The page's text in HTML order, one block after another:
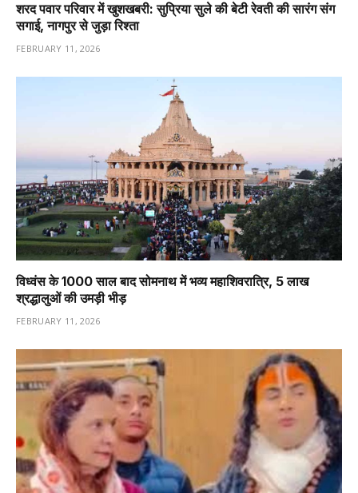
शरद पवार परिवार में खुशखबरी: सुप्रिया सुले की बेटी रेवती की सारंग संग
सगाई, नागपुर से जुड़ा रिश्ता
FEBRUARY 11, 2026
विध्वंस के 1000 साल बाद सोमनाथ में भव्य महाशिवरात्रि, 5 लाख
श्रद्धालुओं की उमड़ी भीड़
FEBRUARY 11, 2026